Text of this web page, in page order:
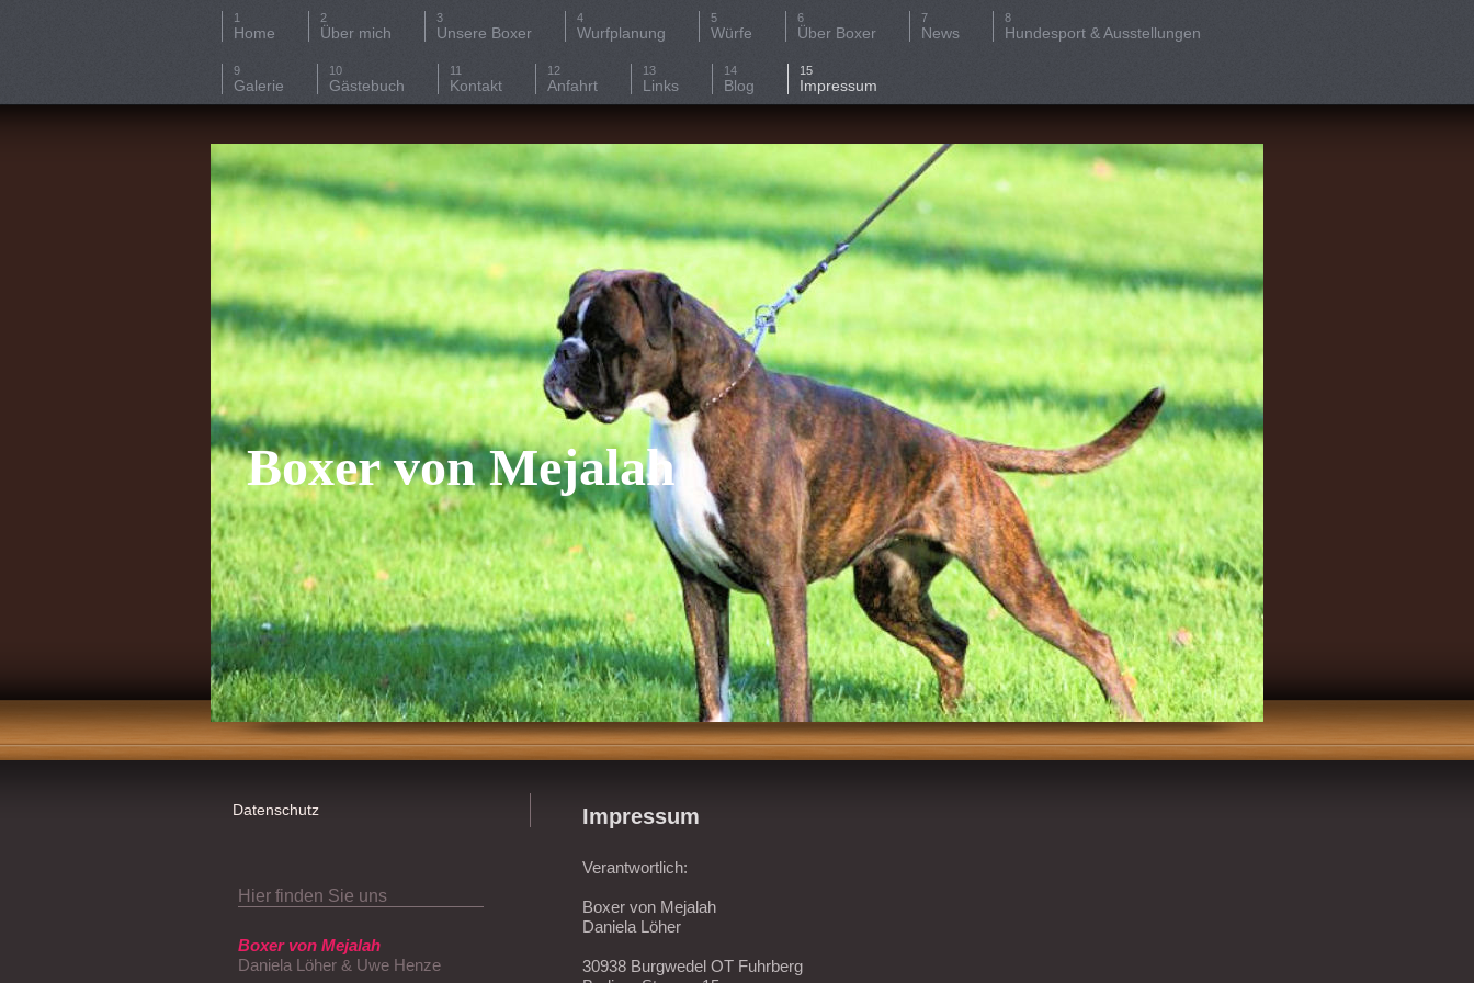
Home Über mich Unsere Boxer Wurfplanung Würfe Über Boxer News Hundesport & Ausstellungen
Galerie Gästebuch Kontakt Anfahrt Links Blog Impressum
Boxer von Mejalah
Impressum
Verantwortlich:
Boxer von Mejalah
Daniela Löher
30938 Burgwedel OT Fuhrberg
Datenschutz
Hier finden Sie uns
Boxer von Mejalah
Daniela Löher & Uwe Henze